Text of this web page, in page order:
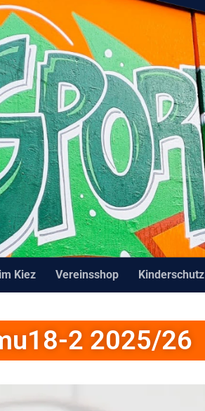
Kiez Vereinsshop Kinderschutz
2 2025/26